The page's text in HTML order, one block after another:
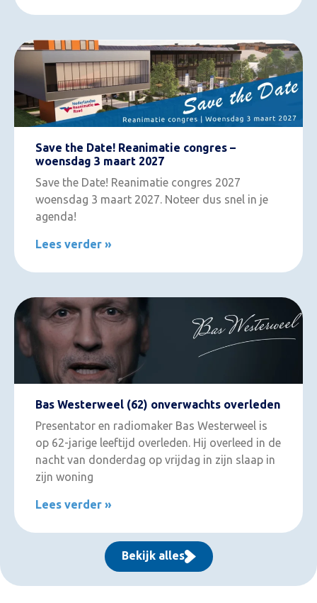
Save the Date! Reanimatie congres –
woensdag 3 maart 2027
Save the Date! Reanimatie congres 2027
woensdag 3 maart 2027. Noteer dus snel in je
agenda!
Lees verder »
Bas Westerweel (62) onverwachts overleden
Presentator en radiomaker Bas Westerweel is
op 62-jarige leeftijd overleden. Hij overleed in de
nacht van donderdag op vrijdag in zijn slaap in
zijn woning
Lees verder »
Bekijk alles